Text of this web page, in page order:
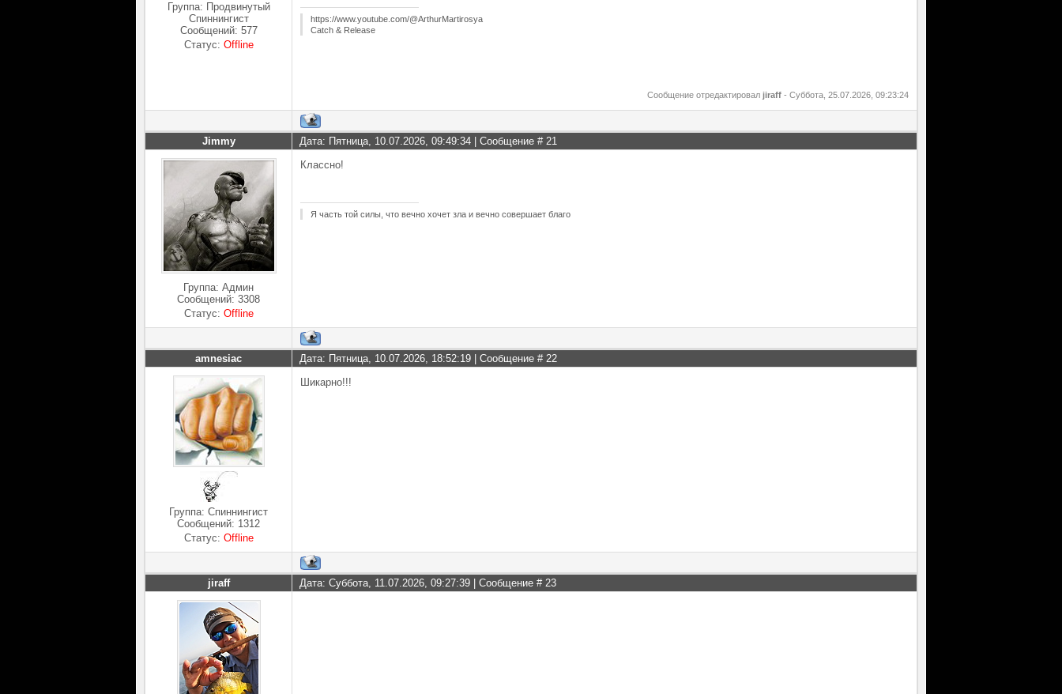
Группа: Продвинутый
Спиннингист
Сообщений: 577
Статус: Offline
https://www.youtube.com/@ArthurMartirosya
Catch & Release
Сообщение отредактировал jiraff - Суббота, 25.07.2026, 09:23:24
Jimmy Дата: Пятница, 10.07.2026, 09:49:34 | Сообщение # 21
Группа: Админ
Сообщений: 3308
Статус: Offline
Классно!
Я часть той силы, что вечно хочет зла и вечно совершает благо
amnesiac Дата: Пятница, 10.07.2026, 18:52:19 | Сообщение # 22
Группа: Спиннингист
Сообщений: 1312
Статус: Offline
Шикарно!!!
jiraff Дата: Суббота, 11.07.2026, 09:27:39 | Сообщение # 23